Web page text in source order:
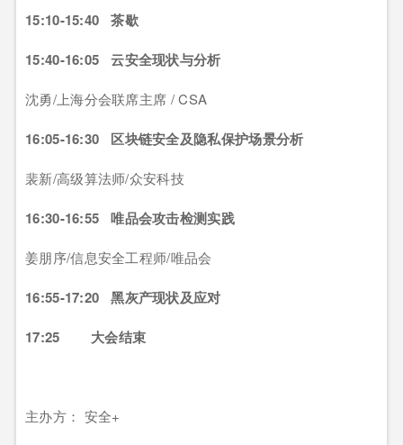
15:10-15:40 茶歇
15:40-16:05 云安全现状与分析
沈勇/上海分会联席主席 / CSA
16:05-16:30 区块链安全及隐私保护场景分析
裴新/高级算法师/众安科技
16:30-16:55 唯品会攻击检测实践
姜朋序/信息安全工程师/唯品会
16:55-17:20 黑灰产现状及应对
17:25 大会结束
主办方： 安全+